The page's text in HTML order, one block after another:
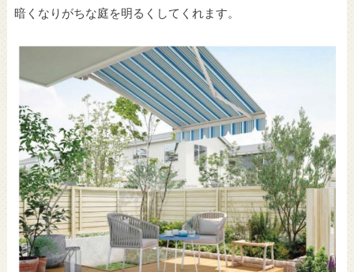
暗くなりがちな庭を明るくしてくれます。